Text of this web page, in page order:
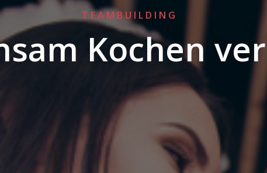
T E A M B U I L D I N G
Kochen